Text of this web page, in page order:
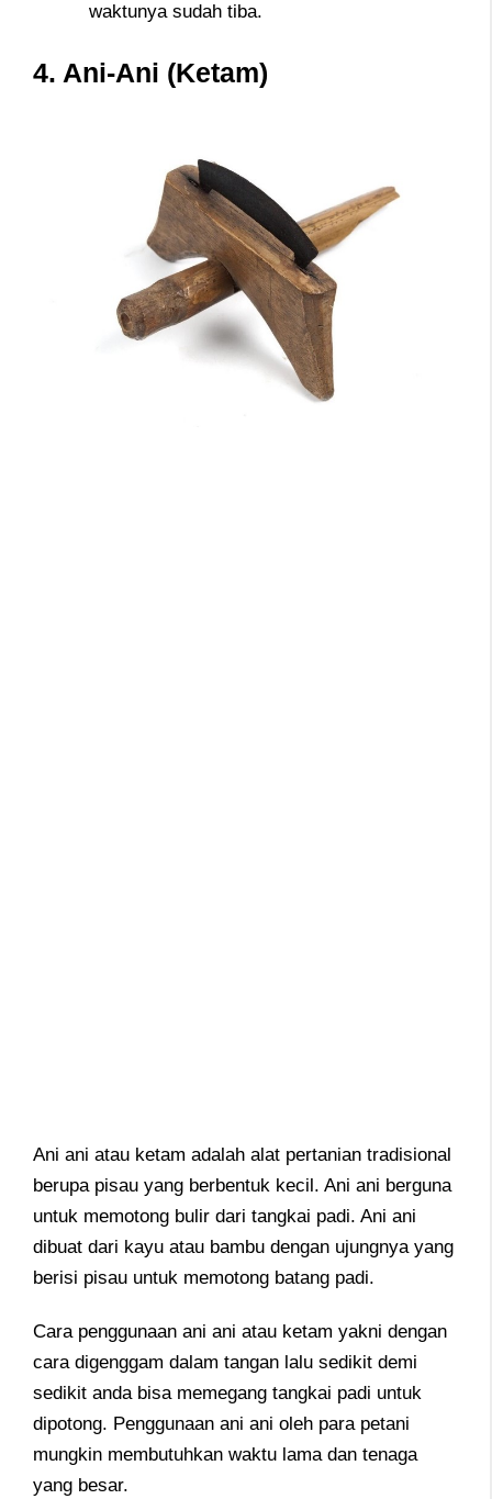
waktunya sudah tiba.
4. Ani-Ani (Ketam)
Ani ani atau ketam adalah alat pertanian tradisional
berupa pisau yang berbentuk kecil. Ani ani berguna
untuk memotong bulir dari tangkai padi. Ani ani
dibuat dari kayu atau bambu dengan ujungnya yang
berisi pisau untuk memotong batang padi.
Cara penggunaan ani ani atau ketam yakni dengan
cara digenggam dalam tangan lalu sedikit demi
sedikit anda bisa memegang tangkai padi untuk
dipotong. Penggunaan ani ani oleh para petani
mungkin membutuhkan waktu lama dan tenaga
yang besar.